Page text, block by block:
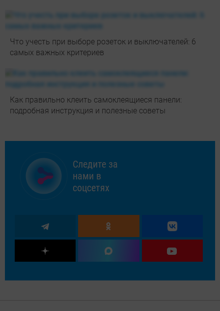
Что учесть при выборе розеток и выключателей: 6
самых важных критериев
Как правильно клеить самоклеящиеся панели:
подробная инструкция и полезные советы
Следите за
нами в
соцсетях